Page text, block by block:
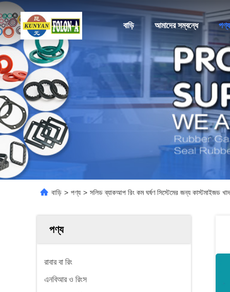
বাড়ি আমাদের সম্বন্ধে পণ্য
বাড়ি > পণ্য > সলিড ব্যাকআপ রিং কম ঘর্ষণ সিস্টেমের জন্য কাস্টমাইজড
পণ্য
রাবার বা রিং
এনবিআর ও রিংস